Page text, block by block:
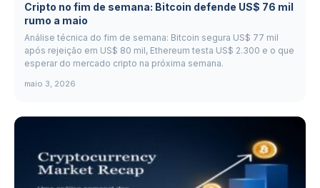
Cripto no fim de semana: Bitcoin defende US$ 76 mil
rumo a maio
Análise técnica do fim de semana: Bitcoin segura US$ 77 mil
após rejeição em US$ 80 mil, Ethereum testa US$ 2.300 e o que
esperar do mercado cripto na próxima semana.
maio 3, 2026